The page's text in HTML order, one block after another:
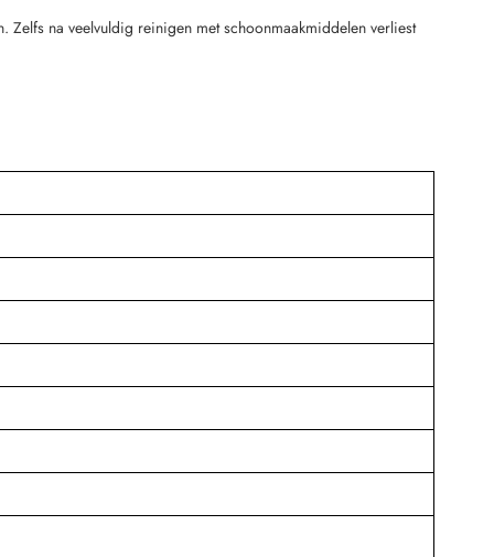
na veelvuldig reinigen met schoonmaakmiddelen verliest